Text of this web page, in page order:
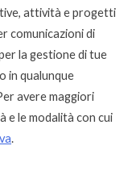
attività e progetti
comunicazioni di
la gestione di tue
in qualunque
avere maggiori
e le modalità con cui
.